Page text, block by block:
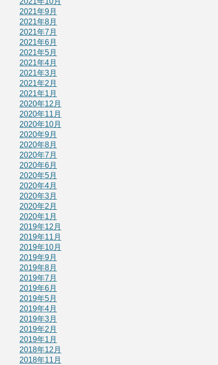
2021年9月
2021年8月
2021年7月
2021年6月
2021年5月
2021年4月
2021年3月
2021年2月
2021年1月
2020年12月
2020年11月
2020年10月
2020年9月
2020年8月
2020年7月
2020年6月
2020年5月
2020年4月
2020年3月
2020年2月
2020年1月
2019年12月
2019年11月
2019年10月
2019年9月
2019年8月
2019年7月
2019年6月
2019年5月
2019年4月
2019年3月
2019年2月
2019年1月
2018年12月
2018年11月